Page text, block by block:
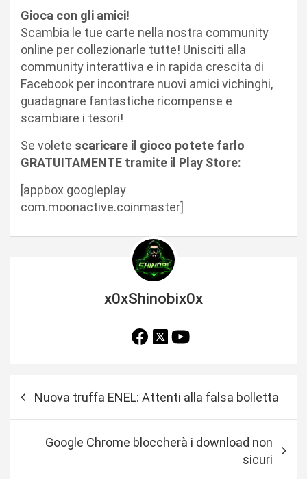
Gioca con gli amici!
Scambia le tue carte nella nostra community
online per collezionarle tutte! Unisciti alla
community interattiva e in rapida crescita di
Facebook per incontrare nuovi amici vichinghi,
guadagnare fantastiche ricompense e
scambiare i tesori!
Se volete scaricare il gioco potete farlo
GRATUITAMENTE tramite il Play Store:
[appbox googleplay
com.moonactive.coinmaster]
x0xShinobix0x
Nuova truffa ENEL: Attenti alla falsa bolletta
Google Chrome bloccherà i download non
sicuri